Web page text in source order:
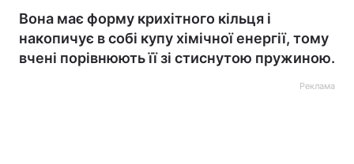
Вона має форму крихітного кільця і
накопичує в собі купу хімічної енергії, тому
вчені порівнюють її зі стиснутою пружиною.
Реклама